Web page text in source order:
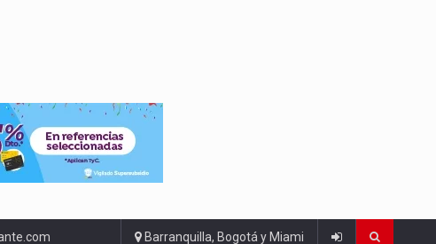
Barranquilla, Bogotá y Miami